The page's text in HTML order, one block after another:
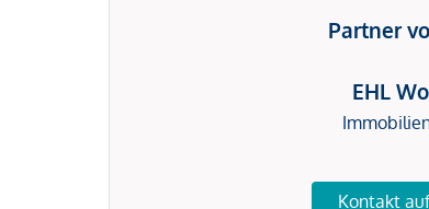
Partner
EHL
Kontakt